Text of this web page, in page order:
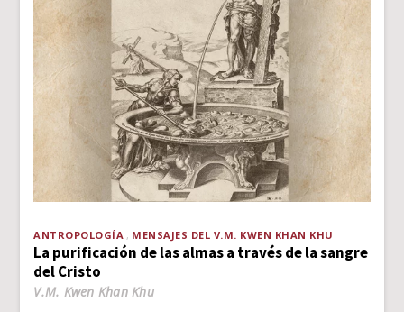
ANTROPOLOGÍA MENSAJES DEL V.M. KWEN KHAN KHU
La purificación de las almas a través de la sangre
del Cristo
V.M. Kwen Khan Khu